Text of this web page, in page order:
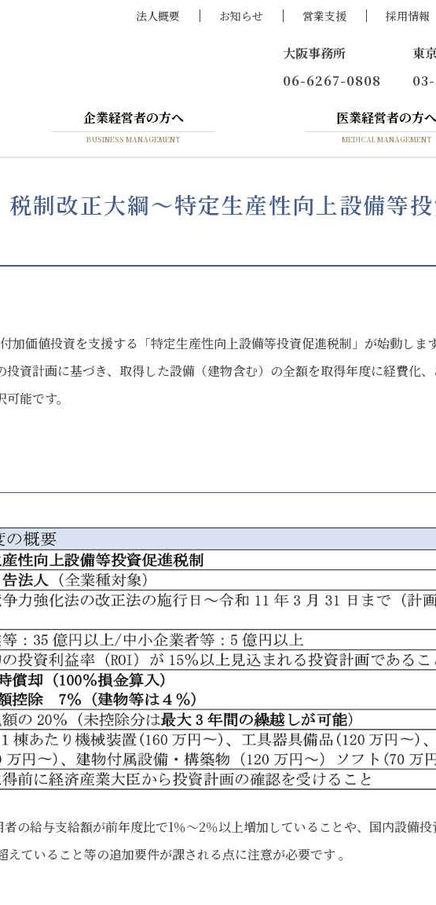
法人概要 お知らせ 営業支援 採用情報
大阪事務所
06-6267-0808
東
企業経営者の方へ
BUSINESS MANAGEMENT
医業経営者の方
MEDICAL MANAGEMENT
制改正大綱～特定生産性向上設備等
加価値投資を支援する「特定生産性向上設備等投資促進税制」が始動しま
資計画に基づき、取得した設備（建物含む）の全額を取得年度に経費化
能です。
の給与支給額が前年度比で1％〜2％以上増加していることや、国内設備投
ていること等の追加要件が課される点に注意が必要です 。